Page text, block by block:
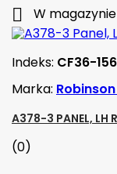
 W magazynie
Indeks: CF36-
Marka:
A378-3 PANEL, LH
(0)